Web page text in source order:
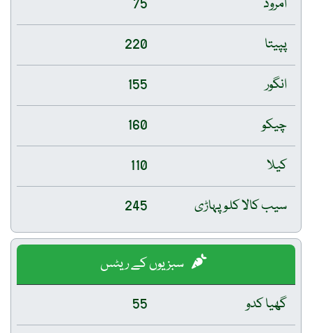
پپیتا
220
انگور
155
چیکو
160
کیلا
110
سیب کالا کلو پہاڑی
245
سبزیوں کے ریٹس
گھیا کدو
55